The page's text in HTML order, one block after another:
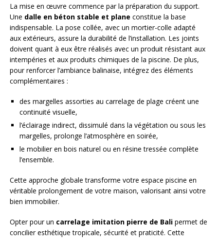
La mise en œuvre commence par la préparation du support.
Une dalle en béton stable et plane constitue la base
indispensable. La pose collée, avec un mortier-colle adapté
aux extérieurs, assure la durabilité de l’installation. Les joints
doivent quant à eux être réalisés avec un produit résistant aux
intempéries et aux produits chimiques de la piscine. De plus,
pour renforcer l’ambiance balinaise, intégrez des éléments
complémentaires :
des margelles assorties au carrelage de plage créent une
continuité visuelle,
l’éclairage indirect, dissimulé dans la végétation ou sous les
margelles, prolonge l’atmosphère en soirée,
le mobilier en bois naturel ou en résine tressée complète
l’ensemble.
Cette approche globale transforme votre espace piscine en
véritable prolongement de votre maison, valorisant ainsi votre
bien immobilier.
Opter pour un carrelage imitation pierre de Bali permet de
concilier esthétique tropicale, sécurité et praticité. Cette